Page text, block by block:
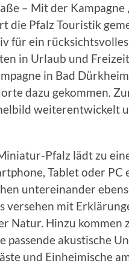
– Mit der Kampagne
die Pfalz Touristik
für ein
in Urlaub und
in Bad
dazu gekommen.
weiterentwickelt
Pfalz lädt zu
Tablet oder PC
untereinander
versehen mit
Natur. Hinzu
passende akustische
und Einheimische